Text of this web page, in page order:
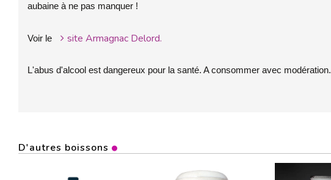
aubaine à ne pas manquer !
Voir le site Armagnac Delord.
L'abus d'alcool est dangereux pour la santé. A consommer avec modération.
D'autres boissons